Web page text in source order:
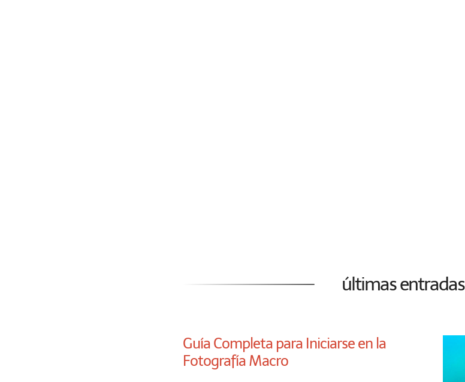
últimas entradas
Guía Completa para Iniciarse en la
Fotografía Macro